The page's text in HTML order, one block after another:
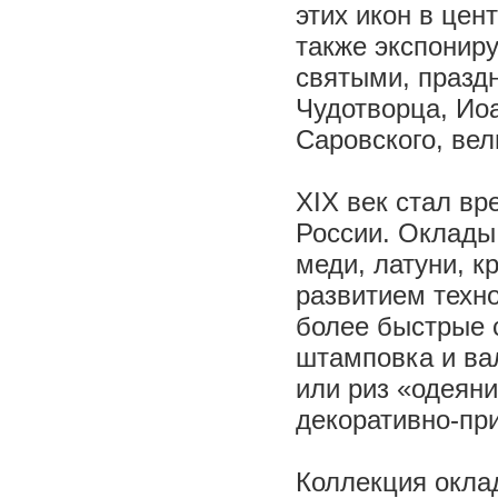
этих икон в
также
святыми,
Чудотворца,
Саровского,
XIX век стал
России. Оклады
меди, латуни,
развитием
более быстрые
штамповка и
или риз
декоративно-
Коллекция